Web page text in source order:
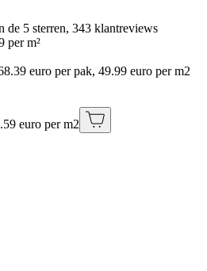
de 5 sterren, 343 klantreviews
per m²
euro per pak, 49.99 euro per m2
euro per m2